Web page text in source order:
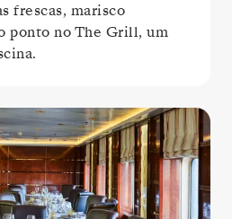
frescas, marisco
ponto no The Grill, um